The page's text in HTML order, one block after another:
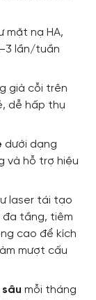
mặt nạ HA,
lần/tuần
già cỗi trên
dễ hấp thụ
dưới dạng
và hỗ trợ hiệu
laser tái tạo
đa tầng, tiêm
cao để kích
mượt cấu
mỗi tháng